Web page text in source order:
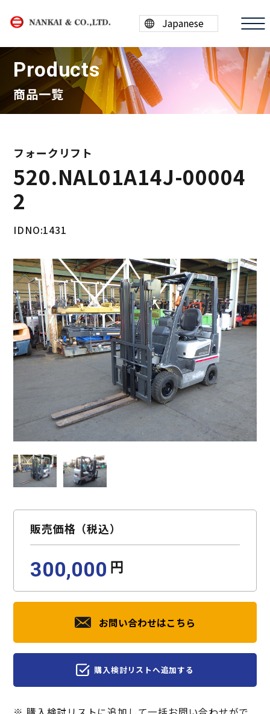
商品情報
会社案内
採用情報
ESG/SDGs
お問い合わせ 購入検討リスト
Products
商品一覧
フォークリフト
520.NAL01A14J-00004
2
IDNO:1431
販売価格（税込）
300,000 円
お問い合わせはこちら
購入検討リストへ追加する